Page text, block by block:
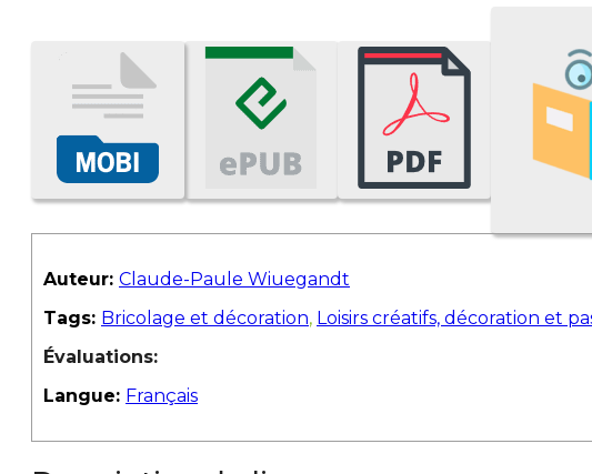
Auteur: Claude-Paule Wiuegandt
Tags: Bricolage et décoration, Loisirs créatifs, décoration et
Évaluations:
Langue: Français